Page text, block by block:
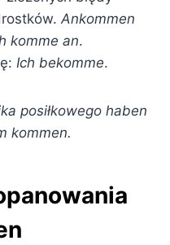
Ankommen
komme an.
Ich bekomme.
posiłkowego haben
kommen.